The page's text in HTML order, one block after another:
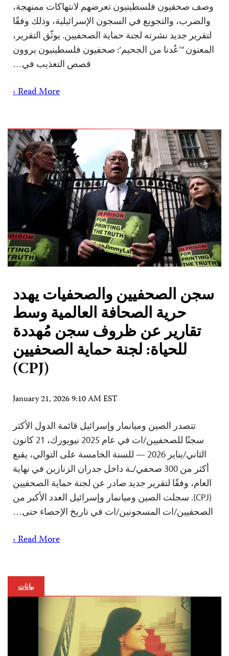
وصف صحفيون فلسطينيون تعرضهم لانتهاكات ممنهجة،
والضرب، والتجويع في السجون الإسرائيلية، وذلك وفقًا
لتقرير جديد نشرته لجنة حماية الصحفيين. يوثّق التقرير،
المعنون “’عُدنا من الجحيم‘: صحفيون فلسطينيون يروون
قصص التعذيب في…
Read More ›
سجن الصحفيين والصحفيات يهدد
حرية الصحافة العالمية وسط
تقارير عن ظروف سجن مُهددة
للحياة: لجنة حماية الصحفيين
(CPJ)
January 21, 2026 9:10 AM EST
تتصدر الصين وميانمار وإسرائيل قائمة الدول الأكثر
سجنًا للصحفيين/ات في عام 2025 نيويورك، 21 كانون
الثاني/يناير 2026 — للسنة الخامسة على التوالي، يقبع
أكثر من 300 صحفي/ـة داخل جدران الزنازين في نهاية
العام، وفقًا لتقرير جديد صادر عن لجنة حماية الصحفيين
(CPJ). سجلت الصين وميانمار وإسرائيل العدد الأكبر من
الصحفيين/ات المسجونين/ات في تاريخ الإحصاء حتى…
Read More ›
بيانات